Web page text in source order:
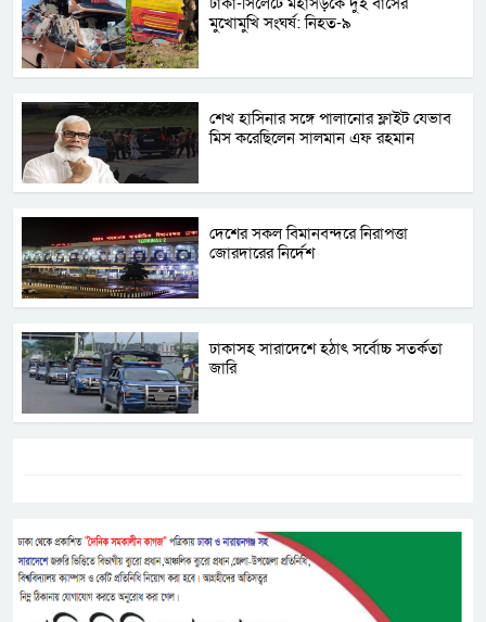
মুখোমুখি সংঘর্ষ: নিহত-৯
শেখ হাসিনার সঙ্গে পালানোর ফ্লাইট যেভাব
মিস করেছিলেন সালমান এফ রহমান
দেশের সকল বিমানবন্দরে নিরাপত্তা
জোরদারের নির্দেশ
ঢাকাসহ সারাদেশে হঠাৎ সর্বোচ্চ সতর্কতা
জা‌রি